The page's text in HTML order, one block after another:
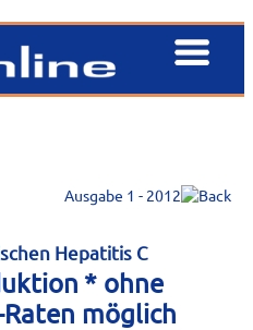
Ausgabe 1 - 2012
Hepatitis C
* ohne
Raten möglich